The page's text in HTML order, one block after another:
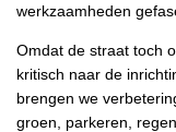
werkzaamheden
Omdat de straat toch
kritisch naar de
brengen we
groen, parkeren,